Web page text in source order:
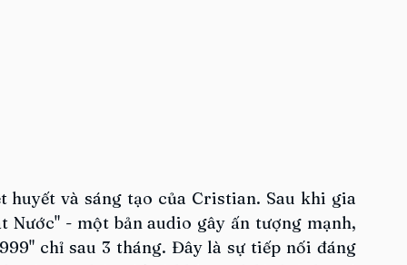
và sáng tạo của Cristian. Sau khi gia
- một bản audio gây ấn tượng mạnh,
chỉ sau 3 tháng. Đây là sự tiếp nối đáng